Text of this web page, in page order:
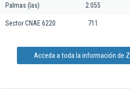
Palmas (las) 2.055
Sector CNAE 6220 711
Acceda a toda la información de